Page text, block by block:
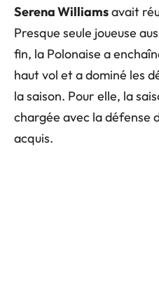
Serena Williamsavait
Presque seule joueuse
fin, la Polonaise a
haut vol et a dominé les
la saison. Pour elle, la
chargée avec la défense
acquis.